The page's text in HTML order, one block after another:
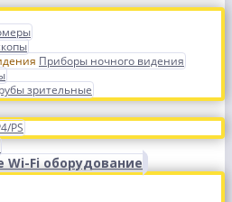
Приборы ночного видения
зрительные
PS
Wi-Fi оборудование